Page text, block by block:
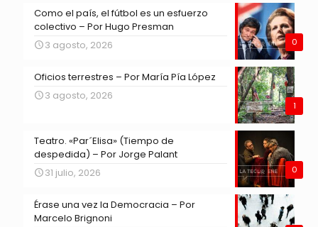
0
Como el país, el fútbol es un esfuerzo
colectivo – Por Hugo Presman
3 agosto, 2026
1
Oficios terrestres – Por María Pía López
3 agosto, 2026
0
Teatro. «Par´Elisa» (Tiempo de
despedida) – Por Jorge Palant
31 julio, 2026
Érase una vez la Democracia – Por
Marcelo Brignoni